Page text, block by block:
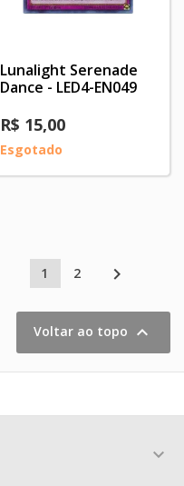
Lunalight Serenade
Dance - LED4-EN049
R$ 15,00
Esgotado
1 2 
Voltar ao topo 
